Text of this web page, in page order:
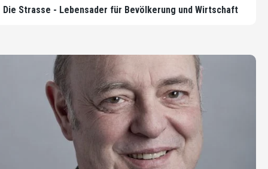
Die Strasse - Lebensader für Bevölkerung und Wirtschaft